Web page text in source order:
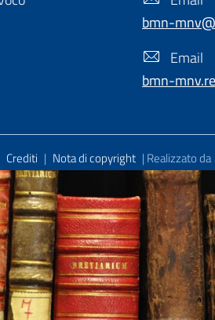
bmn-
Email
bmn-
Crediti | Nota di copyright | Realizzato da